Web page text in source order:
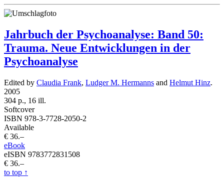
Jahrbuch der Psychoanalyse: Band 50:
Trauma. Neue Entwicklungen in der
Psychoanalyse
Edited by Claudia Frank, Ludger M. Hermanns and Helmut Hinz.
2005
304 p., 16 ill.
Softcover
ISBN 978-3-7728-2050-2
Available
€ 36.–
eBook
eISBN 9783772831508
€ 36.–
to top ↑